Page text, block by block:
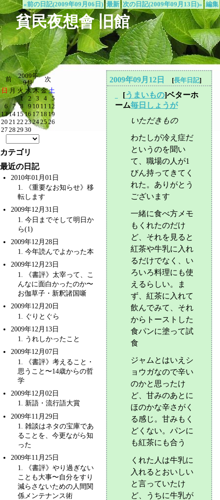
«前の日記(2009年09月06日) 最新 次の日記(2009年09月13日)» 編集
貧民夜想會 旧館
2009年09月12日 [長年日記]
[うまいもの]ベターホ
ーム毎日しょうが
いただきもの
わたしが冷え症だ
というのを聞い
て、職場の人が1
びん持ってきてく
れた。ありがとう
ございます
一緒に食べ方メモ
もくれたのだけ
ど、それを見ると
紅茶や牛乳に入れ
るだけでなく、い
ろいろ料理にも使
えるらしい。ま
ず、紅茶に入れて
飲んでみて、それ
からトーストした
食パンに塗って試
食
ジャムとはいえシ
ョウガなので辛い
のかと思ったけ
ど、甘みのあとに
ほのかな辛さがく
る感じ。甘みもく
どくない。パンに
も紅茶にも合う
くれた人は牛乳に
入れるとおいしい
と言っていたけ
ど、うちに牛乳が
前
2009年
9月
次
日 月 火 水 木 金 土
1 2 3 4 5
6
7 8 9 10 11 12
1314 1516 1718 19
20 21 22 23242526
27 28 29 30
カテゴリ
最近の日記
2010年01月01日
1
. 《重要なお知らせ》移
転します
2009年12月31日
1
. 今日までそして明日か
ら(1)
2009年12月28日
1. 今年読んでよかった本
2009年12月23日
1
. 《書評》太宰って、こ
んなに面白かったのか〜
お伽草子・新釈諸国噺
2009年12月20日
1
. ぐりとぐら
2009年12月13日
1
. うれしかったこと
2009年12月07日
1
. 《書評》考えること・
思うこと〜14歳からの哲
学
2009年12月02日
1. 新語・流行語大賞
2009年11月29日
1
. 雑談はネタの宝庫であ
ることを、今更ながら知
った
2009年11月25日
1
. 《書評》やり過ぎない
ことも大事〜自分をすり
減らさないための人間関
係メンテナンス術